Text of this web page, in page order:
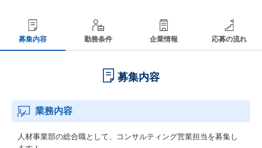
募集内容 勤務条件 企業情報 応募の流れ
募集内容
業務内容
人材事業部の総合職として、コンサルティング営業担当を募集し